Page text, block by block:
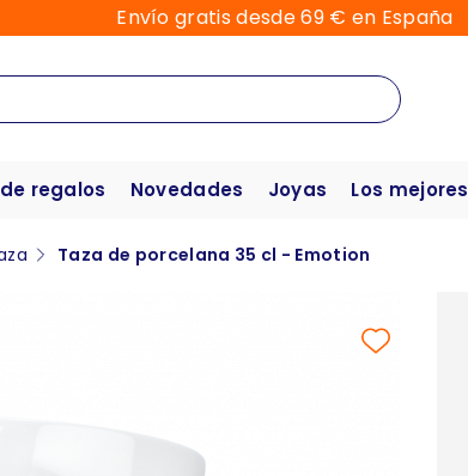
Envío gratis desde 69 € en España
regalos Novedades Joyas Los mejores
Taza de porcelana 35 cl - Emotion